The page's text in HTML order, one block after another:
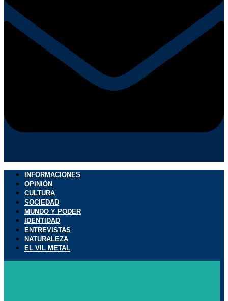
INFORMACIONES
OPINIÓN
CULTURA
SOCIEDAD
MUNDO Y PODER
IDENTIDAD
ENTREVISTAS
NATURALEZA
EL VIL METAL